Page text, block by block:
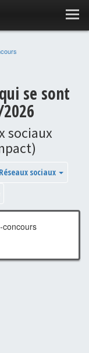
se sont
sociaux
Réseaux sociaux
concours